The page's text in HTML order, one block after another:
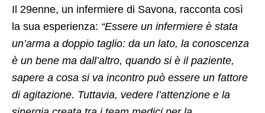
Il 29enne, un infermiere di Savona, racconta così
la sua esperienza: “Essere un infermiere è stata
un’arma a doppio taglio: da un lato, la conoscenza
è un bene ma dall’altro, quando si è il paziente,
sapere a cosa si va incontro può essere un fattore
di agitazione. Tuttavia, vedere l’attenzione e la